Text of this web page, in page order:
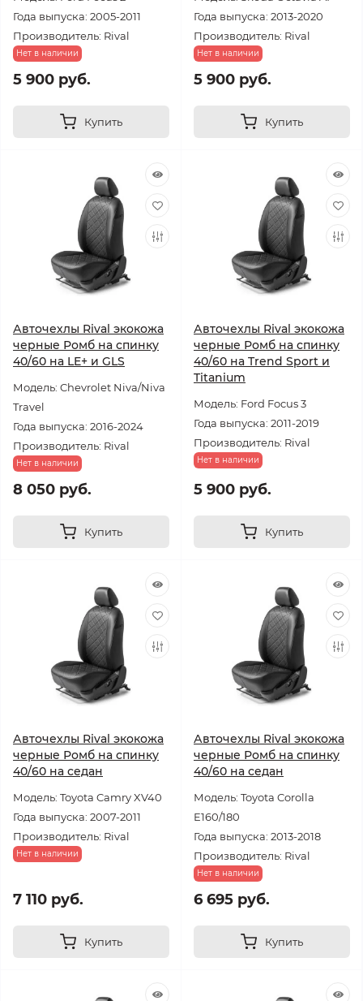
Года выпуска: 2005-2011
Производитель: Rival
Нет в наличии
5 900 руб.
Купить
Года выпуска: 2013-2020
Производитель: Rival
Нет в наличии
5 900 руб.
Купить
Авточехлы Rival экокожа
черные Ромб на спинку
40/60 на LE+ и GLS
Модель: Chevrolet Niva/Niva
Travel
Года выпуска: 2016-2024
Производитель: Rival
Нет в наличии
8 050 руб.
Купить
Авточехлы Rival экокожа
черные Ромб на спинку
40/60 на Trend Sport и
Titanium
Модель: Ford Focus 3
Года выпуска: 2011-2019
Производитель: Rival
Нет в наличии
5 900 руб.
Купить
Авточехлы Rival экокожа
черные Ромб на спинку
40/60 на седан
Модель: Toyota Camry XV40
Года выпуска: 2007-2011
Производитель: Rival
Нет в наличии
7 110 руб.
Купить
Авточехлы Rival экокожа
черные Ромб на спинку
40/60 на седан
Модель: Toyota Corolla
E160/180
Года выпуска: 2013-2018
Производитель: Rival
Нет в наличии
6 695 руб.
Купить